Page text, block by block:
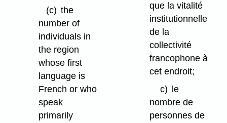
(c) the
number of
individuals in
the region
whose first
language is
French or who
speak
primarily
que la vitalité
institutionnelle
de la
collectivité
francophone à
cet endroit;
c)
le
nombre de
personnes de